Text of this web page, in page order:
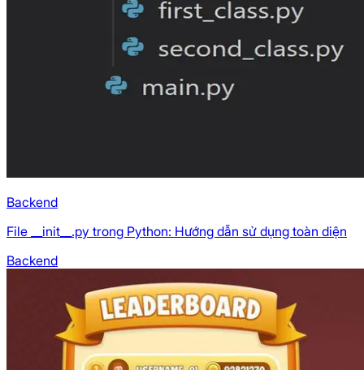
Backend
File __init__.py trong Python: Hướng dẫn sử dụng toàn diện
Backend